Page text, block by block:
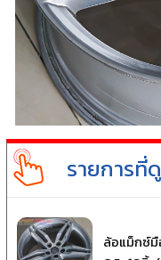
รายการที่
ล้อแม็กซ์มื